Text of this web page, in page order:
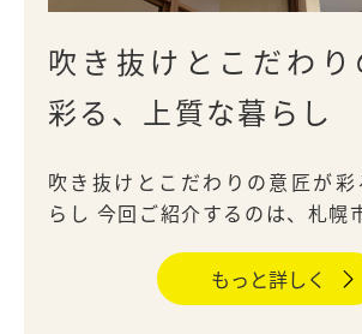
吹き抜けとこだわ
彩る、上質な暮らし
吹き抜けとこだわりの意匠が
らし 今回ご紹介するのは、札幌
もっと詳しく